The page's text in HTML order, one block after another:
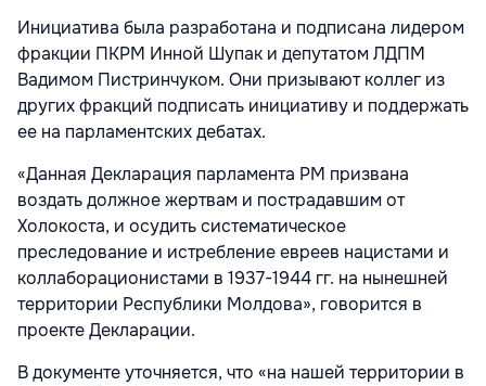
Инициатива была разработана и подписана лидером
фракции ПКРМ Инной Шупак и депутатом ЛДПМ
Вадимом Пистринчуком. Они призывают коллег из
других фракций подписать инициативу и поддержать
ее на парламентских дебатах.
«Данная Декларация парламента РМ призвана
воздать должное жертвам и пострадавшим от
Холокоста, и осудить систематическое
преследование и истребление евреев нацистами и
коллаборационистами в 1937-1944 гг. на нынешней
территории Республики Молдова», говорится в
проекте Декларации.
В документе уточняется, что «на нашей территории в